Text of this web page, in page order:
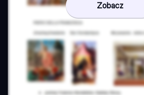
Zobacz